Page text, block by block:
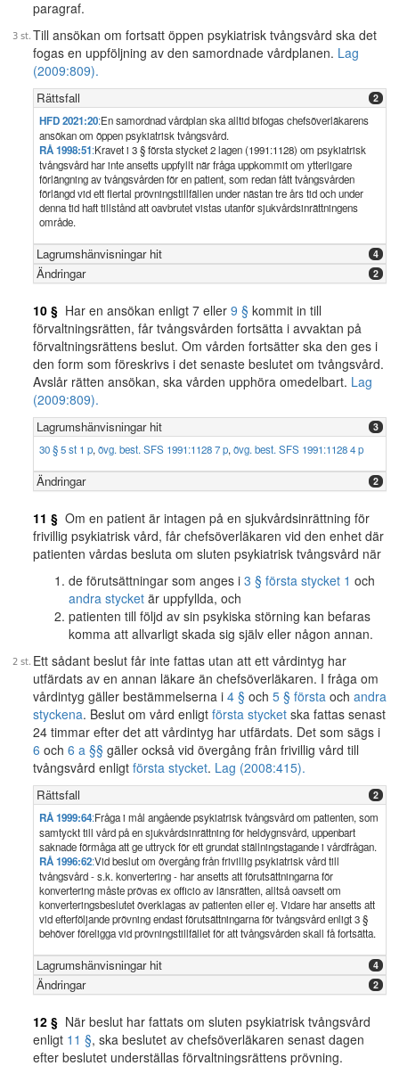
paragraf.
Till ansökan om fortsatt öppen psykiatrisk tvångsvård ska det
fogas en uppföljning av den samordnade vårdplanen. Lag
(2009:809).
Rättsfall 2
HFD 2021:20:En samordnad vårdplan ska alltid bifogas chefsöverläkarens
ansökan om öppen psykiatrisk tvångsvård.
RÅ 1998:51:Kravet i 3 § första stycket 2 lagen (1991:1128) om psykiatrisk
tvångsvård har inte ansetts uppfyllt när fråga uppkommit om ytterligare
förlängning av tvångsvården för en patient, som redan fått tvångsvården
förlängd vid ett flertal prövningstillfällen under nästan tre års tid och under
denna tid haft tillstånd att oavbrutet vistas utanför sjukvårdsinrättningens
område.
Lagrumshänvisningar hit 4
Ändringar 2
10 § Har en ansökan enligt 7 eller 9 § kommit in till
förvaltningsrätten, får tvångsvården fortsätta i avvaktan på
förvaltningsrättens beslut. Om vården fortsätter ska den ges i
den form som föreskrivs i det senaste beslutet om tvångsvård.
Avslår rätten ansökan, ska vården upphöra omedelbart. Lag
(2009:809).
Lagrumshänvisningar hit 3
30 § 5 st 1 p,övg. best. SFS 1991:1128 7 p,övg. best. SFS 1991:1128 4 p
Ändringar 2
11 § Om en patient är intagen på en sjukvårdsinrättning för
frivillig psykiatrisk vård, får chefsöverläkaren vid den enhet där
patienten vårdas besluta om sluten psykiatrisk tvångsvård när
de förutsättningar som anges i 3 § första stycket 1 och
andra stycket är uppfyllda, och
patienten till följd av sin psykiska störning kan befaras
komma att allvarligt skada sig själv eller någon annan.
Ett sådant beslut får inte fattas utan att ett vårdintyg har
utfärdats av en annan läkare än chefsöverläkaren. I fråga om
vårdintyg gäller bestämmelserna i 4 § och 5 § första och andra
styckena. Beslut om vård enligt första stycket ska fattas senast
24 timmar efter det att vårdintyg har utfärdats. Det som sägs i
6 och 6 a §§ gäller också vid övergång från frivillig vård till
tvångsvård enligt första stycket. Lag (2008:415).
Rättsfall 2
RÅ 1999:64:Fråga i mål angående psykiatrisk tvångsvård om patienten, som
samtyckt till vård på en sjukvårdsinrättning för heldygnsvård, uppenbart
saknade förmåga att ge uttryck för ett grundat ställningstagande i vårdfrågan.
RÅ 1996:62:Vid beslut om övergång från frivillig psykiatrisk vård till
tvångsvård - s.k. konvertering - har ansetts att förutsättningarna för
konvertering måste prövas ex officio av länsrätten, alltså oavsett om
konverteringsbeslutet överklagas av patienten eller ej. Vidare har ansetts att
vid efterföljande prövning endast förutsättningarna för tvångsvård enligt 3 §
behöver föreligga vid prövningstillfället för att tvångsvården skall få fortsätta.
Lagrumshänvisningar hit 4
Ändringar 2
12 § När beslut har fattats om sluten psykiatrisk tvångsvård
enligt 11 §, ska beslutet av chefsöverläkaren senast dagen
efter beslutet underställas förvaltningsrättens prövning.